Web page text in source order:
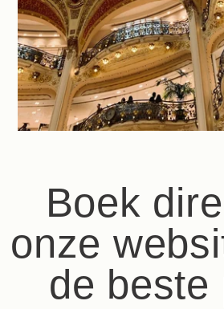
Boek
onze
de beste